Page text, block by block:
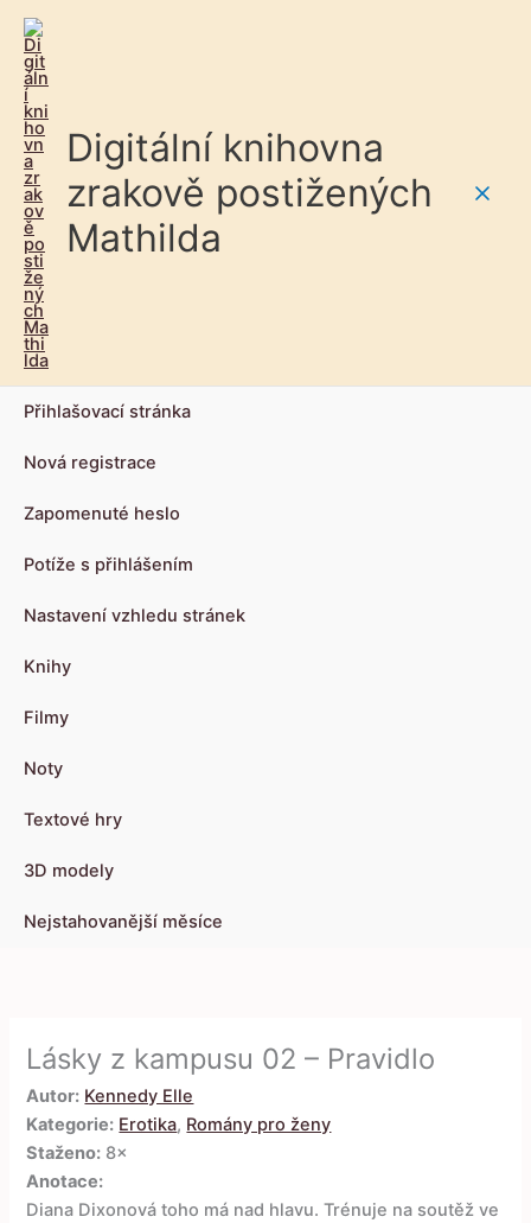
Digitální knihovna
zrakově postižených
Mathilda
Přihlašovací stránka
Nová registrace
Zapomenuté heslo
Potíže s přihlášením
Nastavení vzhledu stránek
Knihy
Filmy
Noty
Textové hry
3D modely
Nejstahovanější měsíce
Lásky z kampusu 02 – Pravidlo
Autor: Kennedy Elle
Kategorie: Erotika, Romány pro ženy
Staženo: 8×
Anotace:
Diana Dixonová toho má nad hlavu. Trénuje na soutěž ve